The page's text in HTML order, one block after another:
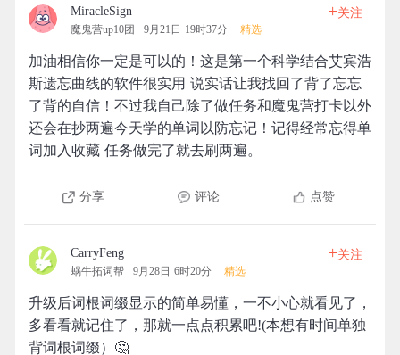
MiracleSign
魔鬼营up10团 9月21日 19时37分 精选
+关注
加油相信你一定是可以的！这是第一个科学结合艾宾浩
斯遗忘曲线的软件很实用 说实话让我找回了背了忘忘
了背的自信！不过我自己除了做任务和魔鬼营打卡以外
还会在抄两遍今天学的单词以防忘记！记得经常忘得单
词加入收藏 任务做完了就去刷两遍。
分享 评论 点赞
CarryFeng
蜗牛拓词帮 9月28日 6时20分 精选
+关注
升级后词根词缀显示的简单易懂，一不小心就看见了，
多看看就记住了，那就一点点积累吧!(本想有时间单独
背词根词缀）🤔